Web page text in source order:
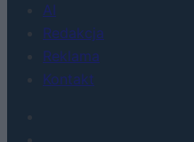
AI
Redakcja
Reklama
Kontakt